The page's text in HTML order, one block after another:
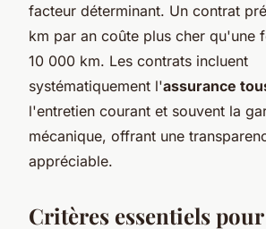
facteur déterminant. Un contrat
km par an coûte plus cher qu'une
10 000 km. Les contrats incluent
systématiquement l'assurance
l'entretien courant et souvent la
mécanique, offrant une
appréciable.
Critères essentiels